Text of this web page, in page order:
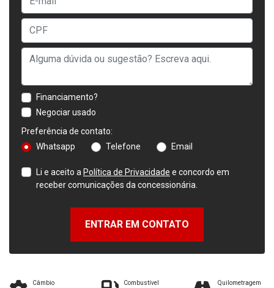
Financiamento?
Negociar usado
Preferência de contato:
Whatsapp
Telefone Email
Li e aceito a Política de Privacidade e concordo em
receber comunicações da concessionária.
ENTRAR EM CONTATO
Câmbio Combustível Quilometragem